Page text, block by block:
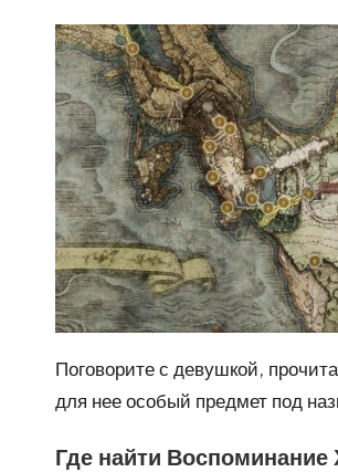
Поговорите с девушкой,
для нее особый предмет под
Где найти Воспоминание